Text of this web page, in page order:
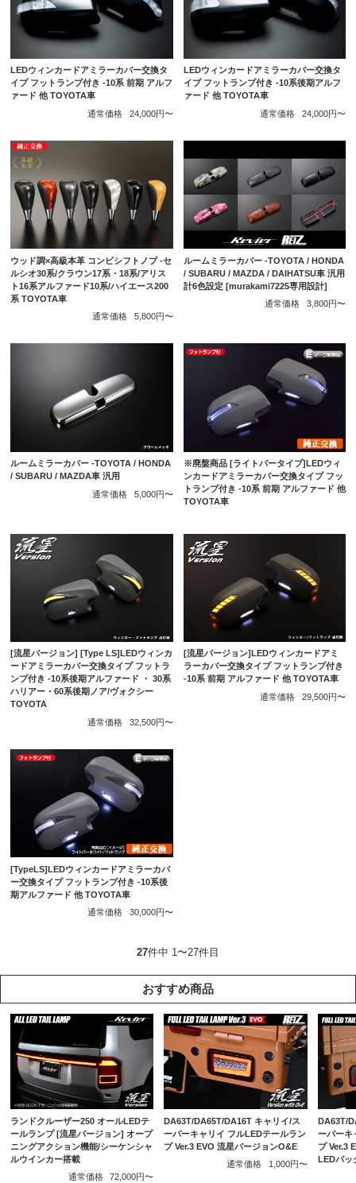
LEDウィンカードアミラーカバー交換タ
イプ フットランプ付き -10系 前期 アルフ
ァード 他 TOYOTA車
通常価格
24,000円〜
LEDウィンカードアミラーカバー交換タ
イプ フットランプ付き -10系後期アルフ
ァード 他 TOYOTA車
通常価格
24,000円〜
ウッド調×高級本革 コンビシフトノブ -セ
ルシオ30系/クラウン17系・18系/アリス
ト16系アルファード10系/ハイエース200
系 TOYOTA車
通常価格
5,800円〜
ルームミラーカバー -TOYOTA / HONDA
/ SUBARU / MAZDA / DAIHATSU車 汎用
計6色設定 [murakami7225専用設計]
通常価格
3,800円〜
ルームミラーカバー -TOYOTA / HONDA
/ SUBARU / MAZDA車 汎用
通常価格
5,000円〜
※廃盤商品 [ライトバータイプ]LEDウィ
ンカードアミラーカバー交換タイプ フッ
トランプ付き -10系 前期 アルファード 他
TOYOTA車
[流星バージョン] [Type LS]LEDウィンカ
ードアミラーカバー交換タイプ フットラ
ンプ付き -10系後期アルファード ・ 30系
ハリアー・60系後期ノア/ヴォクシー
TOYOTA
通常価格
32,500円〜
[流星バージョン]LEDウィンカードアミ
ラーカバー交換タイプ フットランプ付き
-10系 前期 アルファード 他 TOYOTA車
通常価格
29,500円〜
[TypeLS]LEDウィンカードアミラーカバ
ー交換タイプ フットランプ付き -10系後
期アルファード 他 TOYOTA車
通常価格
30,000円〜
27件中 1〜27件目
おすすめ商品
ランドクルーザー250 オールLEDテ
ールランプ [流星バージョン] オープ
ニングアクション機能/シーケンシャ
ルウインカー搭載
通常価格
72,000円〜
DA63T/DA65T/DA16T キャリイ/ス
ーパーキャリイ フルLEDテールラン
プ Ver.3 EVO 流星バージョンO&E
通常価格
1,000円〜
DA63T/
ーパーキ
プ Ver.3
LEDバッ